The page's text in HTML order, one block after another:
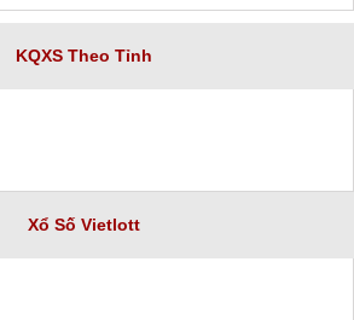
KQXS Theo Tỉnh
Xổ Số Vietlott